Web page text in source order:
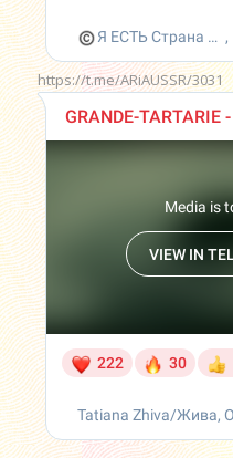
https://t.me/ARiAUSSR/3031